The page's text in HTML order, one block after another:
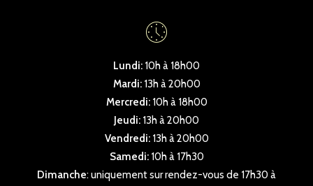
Lundi: 10h à 18h00
Mardi:13h à 20h00
Mercredi:10h à 18h00
Jeudi: 13h à 20h00
Vendredi:13h à 20h00
Samedi:10h à 17h30
Dimanche: uniquement sur rendez-vous de 17h30 à